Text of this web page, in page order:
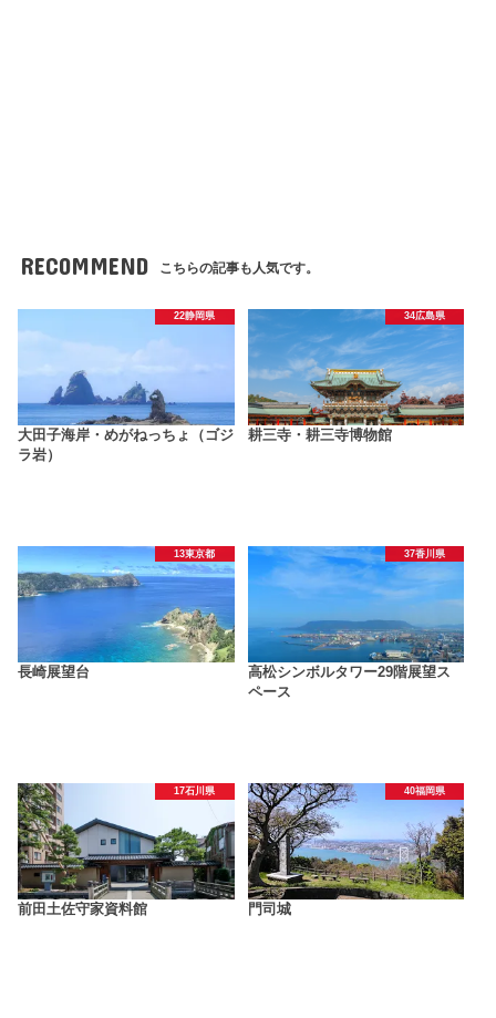
RECOMMEND こちらの記事も人気です。
22静岡県
大田子海岸・めがねっちょ（ゴジ
ラ岩）
34広島県
耕三寺・耕三寺博物館
13東京都
長崎展望台
37香川県
高松シンボルタワー29階展望ス
ペース
17石川県
前田土佐守家資料館
40福岡県
門司城